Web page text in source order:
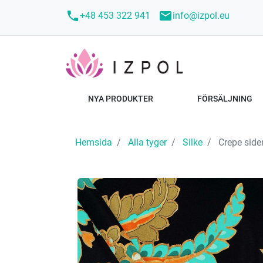
call+48 453 322 941 mailinfo@izpol.eu
NYA PRODUKTER FÖRSÄLJNING
Hemsida Alla tyger Silke Crepe